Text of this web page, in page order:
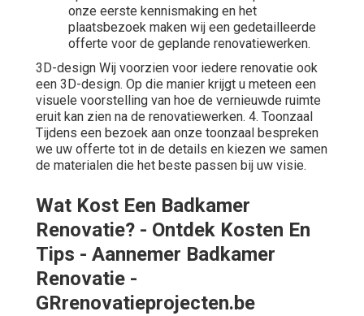
onze eerste kennismaking en het
plaatsbezoek maken wij een gedetailleerde
offerte voor de geplande renovatiewerken.
3D-design Wij voorzien voor iedere renovatie ook
een 3D-design. Op die manier krijgt u meteen een
visuele voorstelling van hoe de vernieuwde ruimte
eruit kan zien na de renovatiewerken. 4. Toonzaal
Tijdens een bezoek aan onze toonzaal bespreken
we uw offerte tot in de details en kiezen we samen
de materialen die het beste passen bij uw visie.
Wat Kost Een Badkamer
Renovatie? - Ontdek Kosten En
Tips - Aannemer Badkamer
Renovatie -
GRrenovatieprojecten.be